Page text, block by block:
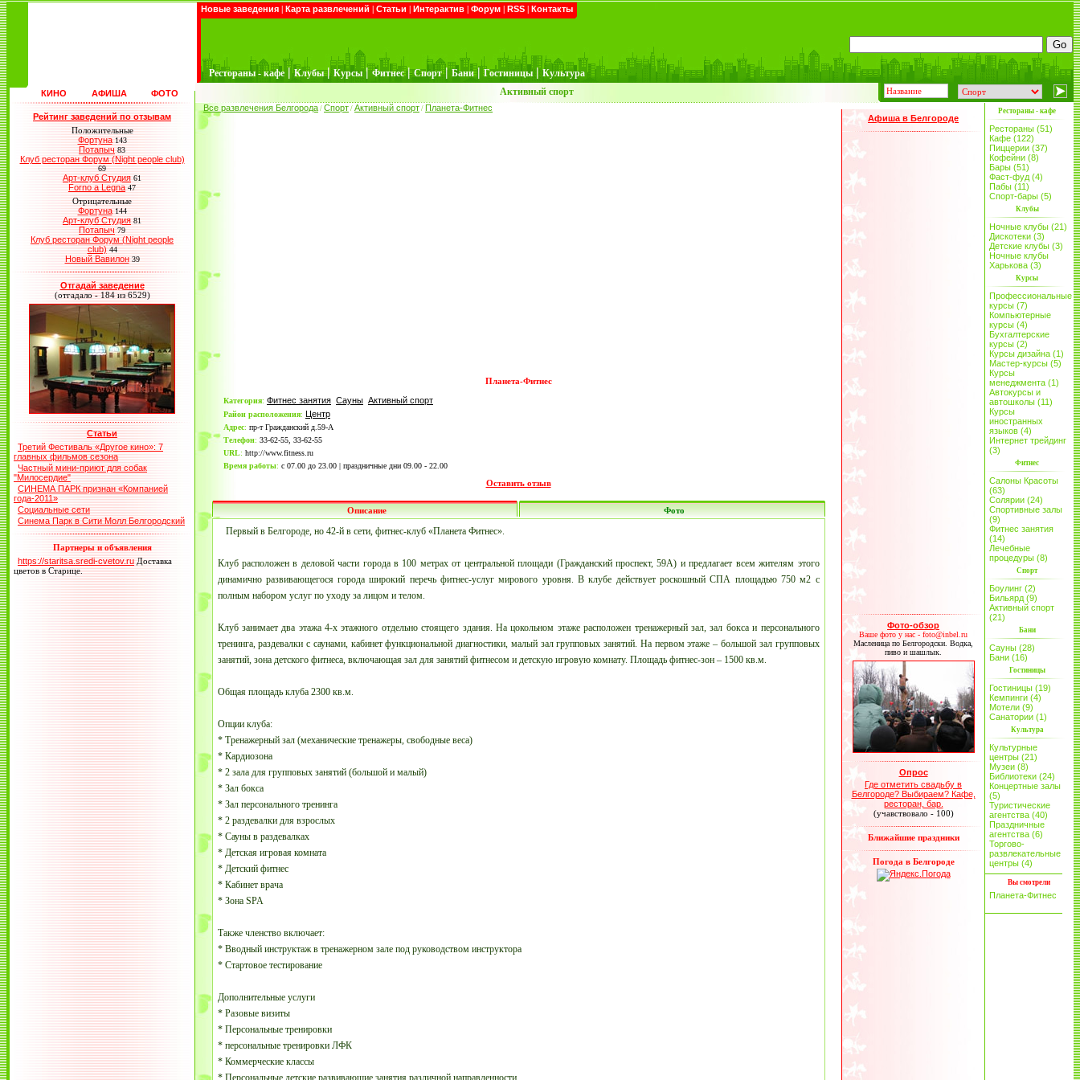
Новые заведения | Карта развлечений | Статьи | Интерактив | Форум | RSS | Контакты
Рестораны - кафе | Клубы | Курсы | Фитнес | Спорт | Бани | Гостиницы | Культура
КИНО АФИША ФОТО Активный спорт
Рейтинг заведений по отзывам
Положительные
Фортуна 143
Потапыч 83
Клуб ресторан Форум (Night people club)
69
Арт-клуб Студия 61
Forno a Legna 47
Отрицательные
Фортуна 144
Арт-клуб Студия 81
Потапыч 79
Клуб ресторан Форум (Night people
club) 44
Новый Вавилон 39
Отгадай заведение
(отгадало - 184 из 6529)
Статьи
Третий Фестиваль «Другое кино»: 7
главных фильмов сезона
Частный мини-приют для собак
"Милосердие"
СИНЕМА ПАРК признан «Компанией
года-2011»
Социальные сети
Синема Парк в Сити Молл Белгородский
Партнеры и объявления
https://staritsa.sredi-cvetov.ruДоставка
цветов в Старице.
Все развлечения Белгорода / Спорт / Активный спорт / Планета-Фитнес
Планета-Фитнес
Категория: Фитнес занятия Сауны Активный спорт
Район расположения: Центр
Адрес: пр-т Гражданский д.59-А
Телефон: 33-62-55, 33-62-55
URL: http://www.fitness.ru
Время работы: с 07.00 до 23.00 | праздничные дни 09.00 - 22.00
Оставить отзыв
Описание Фото
Первый в Белгороде, но 42-й в сети, фитнес-клуб «Планета Фитнес».
Клуб расположен в деловой части города в 100 метрах от центральной площади (Гражданский проспект, 59A) и предлагает всем жителям этого
динамично развивающегося города широкий перечь фитнес-услуг мирового уровня. В клубе действует роскошный СПА площадью 750 м2 с
полным набором услуг по уходу за лицом и телом.
Клуб занимает два этажа 4-х этажного отдельно стоящего здания. На цокольном этаже расположен тренажерный зал, зал бокса и персонального
тренинга, раздевалки с саунами, кабинет функциональной диагностики, малый зал групповых занятий. На первом этаже – большой зал групповых
занятий, зона детского фитнеса, включающая зал для занятий фитнесом и детскую игровую комнату. Площадь фитнес-зон – 1500 кв.м.
Общая площадь клуба 2300 кв.м.
Опции клуба:
* Тренажерный зал (механические тренажеры, свободные веса)
* Кардиозона
* 2 зала для групповых занятий (большой и малый)
* Зал бокса
* Зал персонального тренинга
* 2 раздевалки для взрослых
* Сауны в раздевалках
* Детская игровая комната
* Детский фитнес
* Кабинет врача
* Зона SPA
Также членство включает:
* Вводный инструктаж в тренажерном зале под руководством инструктора
* Стартовое тестирование
Дополнительные услуги
* Разовые визиты
* Персональные тренировки
* персональные тренировки ЛФК
* Коммерческие классы
* Персональные детские развивающие занятия различной направленности
Афиша в Белгороде
Фото-обзор
Ваше фото у нас - foto@inbel.ru
Масленица по Белгородски. Водка,
пиво и шашлык.
Опрос
Где отметить свадьбу в
Белгороде? Выбираем? Кафе,
ресторан, бар.
(учавствовало - 100)
Ближайшие праздники
Погода в Белгороде
Рестораны - кафе
Рестораны (51)
Кафе (122)
Пиццерии (37)
Кофейни (8)
Бары (51)
Фаст-фуд (4)
Пабы (11)
Спорт-бары (5)
Клубы
Ночные клубы (21)
Дискотеки (3)
Детские клубы (3)
Ночные клубы
Харькова (3)
Курсы
Профессиональные
курсы (7)
Компьютерные
курсы (4)
Бухгалтерские
курсы (2)
Курсы дизайна (1)
Мастер-курсы (5)
Курсы
менеджмента (1)
Автокурсы и
автошколы (11)
Курсы
иностранных
языков (4)
Интернет трейдинг
(3)
Фитнес
Салоны Красоты
(63)
Солярии (24)
Спортивные залы
(9)
Фитнес занятия
(14)
Лечебные
процедуры (8)
Спорт
Боулинг (2)
Бильярд (9)
Активный спорт
(21)
Бани
Сауны (28)
Бани (16)
Гостиницы
Гостиницы (19)
Кемпинги (4)
Мотели (9)
Санатории (1)
Культура
Культурные
центры (21)
Музеи (8)
Библиотеки (24)
Концертные залы
(5)
Туристические
агентства (40)
Праздничные
агентства (6)
Торгово-
развлекательные
центры (4)
Вы смотрели
Планета-Фитнес